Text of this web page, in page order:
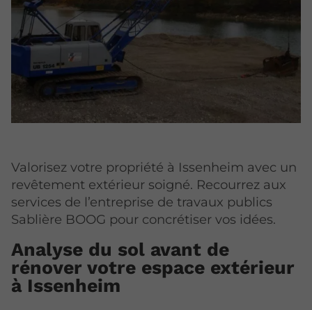
Valorisez votre propriété à Issenheim avec un
revêtement extérieur soigné. Recourrez aux
services de l’entreprise de travaux publics
Sablière BOOG pour concrétiser vos idées.
Analyse du sol avant de
rénover votre espace extérieur
à Issenheim